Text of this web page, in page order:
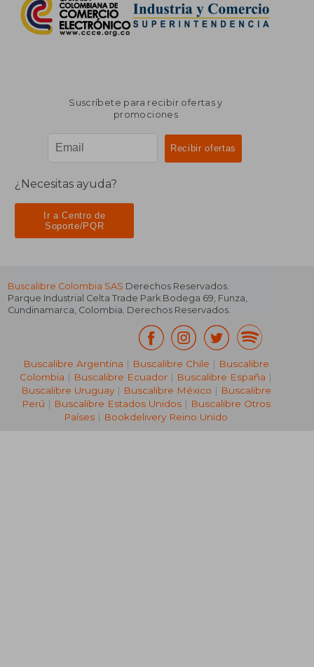
Suscríbete para recibir ofertas y
promociones
¿Necesitas ayuda?
Ir a Centro de
Soporte/PQR
Buscalibre Colombia SAS Derechos Reservados.
Parque Industrial Celta Trade Park Bodega 69, Funza,
Cundinamarca, Colombia. Derechos Reservados.
Buscalibre Argentina | Buscalibre Chile | Buscalibre
Colombia | Buscalibre Ecuador | Buscalibre España |
Buscalibre Uruguay| Buscalibre México | Buscalibre
Perú | Buscalibre Estados Unidos| Buscalibre Otros
Países | Bookdelivery Reino Unido